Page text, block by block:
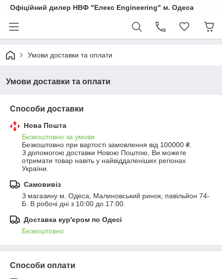
Офіційний дилер НВФ "Елекс Engineering" м. Одеса
Умови доставки та оплати
Умови доставки та оплати
Способи доставки
Нова Пошта
Безкоштовно за умови
Безкоштовно при вартості замовлення від 100000 ₴.
З допомогою доставки Новою Поштою, Ви можете
отримати товар навіть у найвіддаленіших регіонах
України.
Самовивіз
З магазину м. Одеса, Малиновський ринок, павільйон 74-
Б. В робочі дні з 10:00 до 17:00.
Доставка кур'єром по Одесі
Безкоштовно
Способи оплати